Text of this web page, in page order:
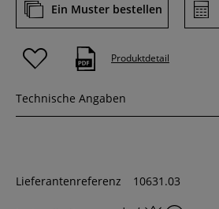
Ein Muster bestellen
Produktdetail
Technische Angaben
Lieferantenreferenz 10631.03